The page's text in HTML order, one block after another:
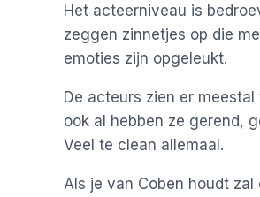
Het acteerniveau is
zeggen zinnetjes op die
emoties zijn opgeleukt.
De acteurs zien er
ook al hebben ze gerend,
Veel te clean allemaal.
Als je van Coben houdt zal